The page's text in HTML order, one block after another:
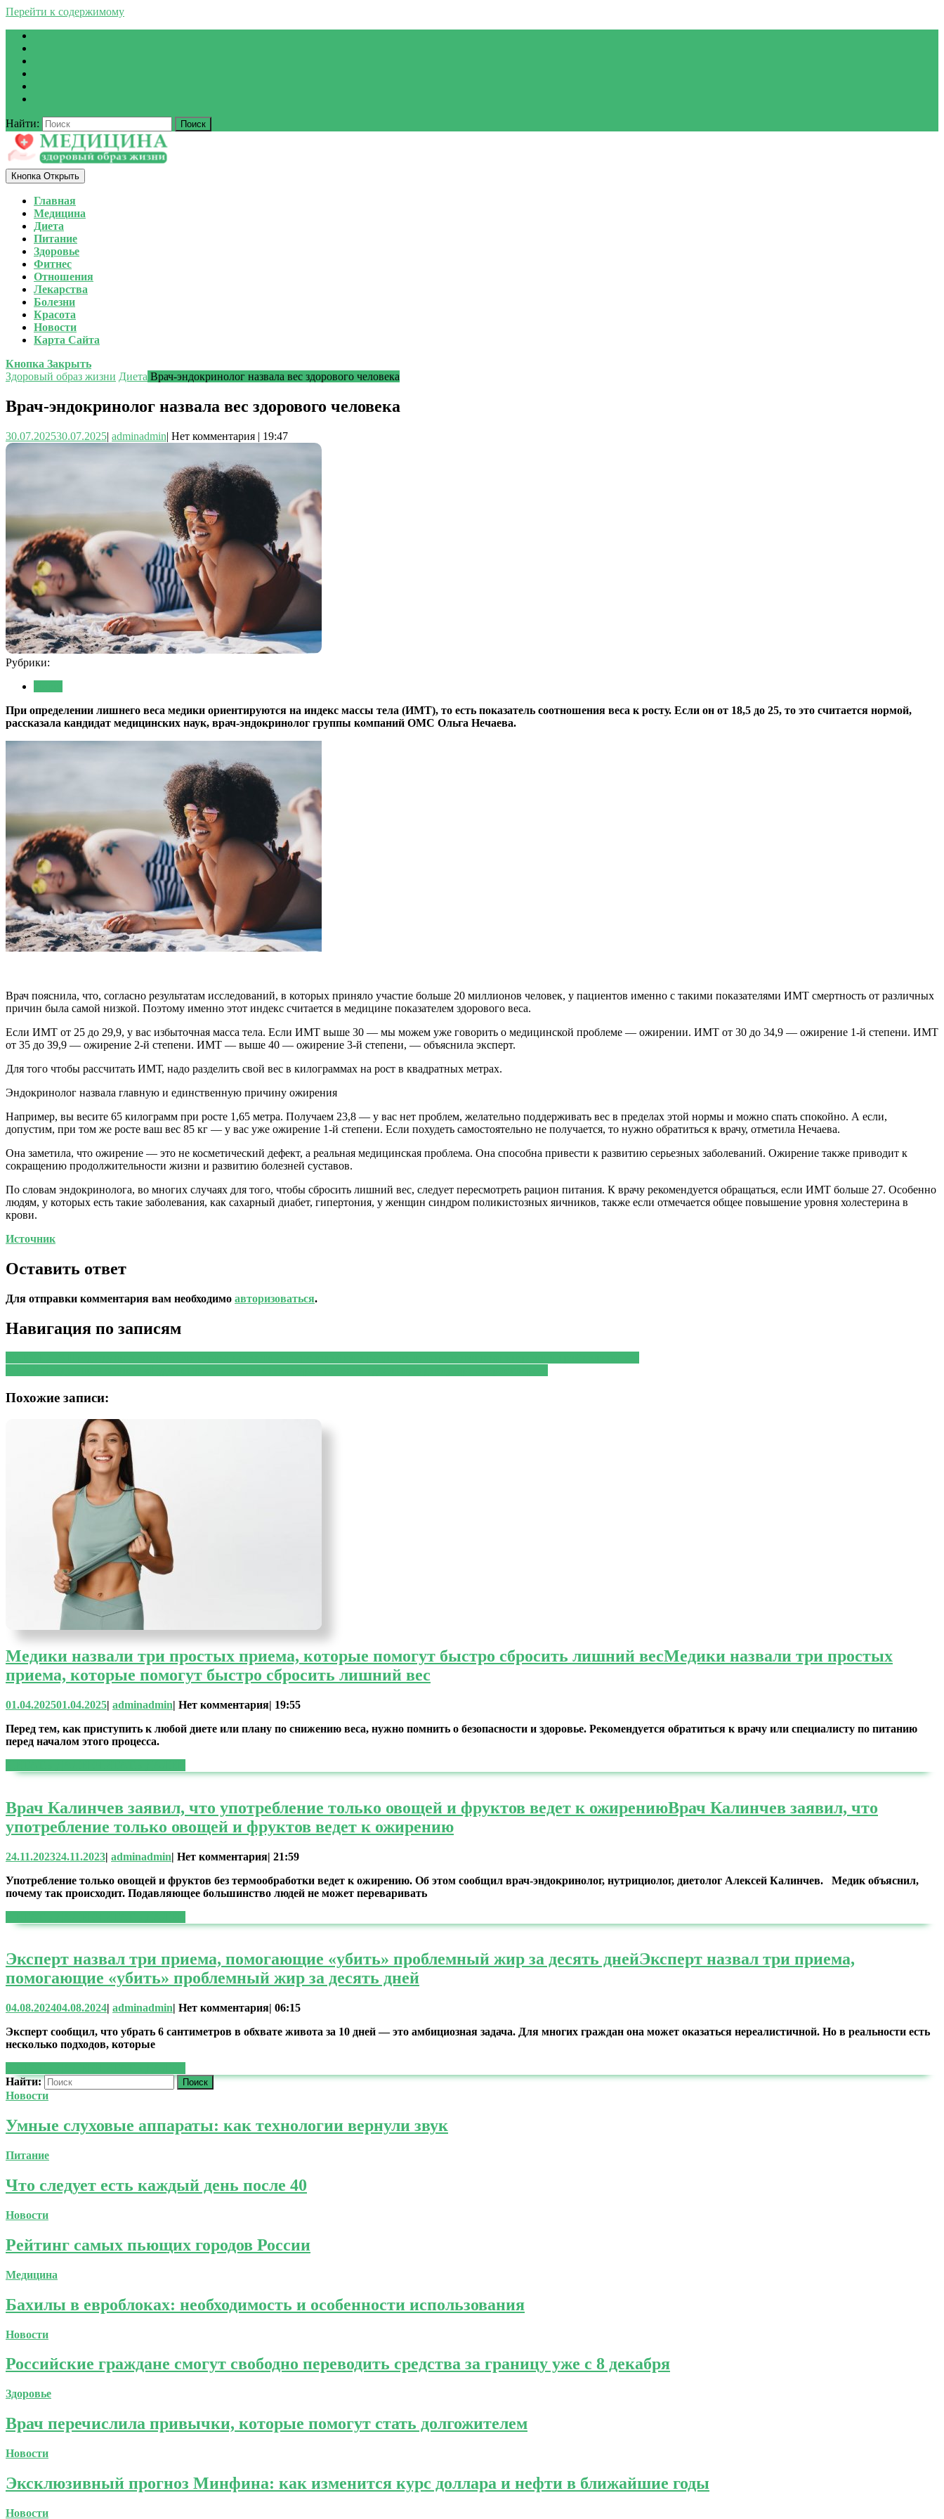
Перейти к содержимому
Найти:
Кнопка Открыть
Главная
Медицина
Диета
Питание
Здоровье
Фитнес
Отношения
Лекарства
Болезни
Красота
Новости
Карта Сайта
Кнопка Закрыть
Здоровый образ жизни Диета Врач-эндокринолог назвала вес здорового человека
Врач-эндокринолог назвала вес здорового человека
30.07.202530.07.2025| adminadmin| Нет комментария | 19:47
Рубрики:
При определении лишнего веса медики ориентируются на индекс массы тела (ИМТ), то есть показатель соотношения веса к росту. Если он от 18,5 до 25, то это считается нормой,
рассказала кандидат медицинских наук, врач-эндокринолог группы компаний ОМС Ольга Нечаева.
Врач пояснила, что, согласно результатам исследований, в которых приняло участие больше 20 миллионов человек, у пациентов именно с такими показателями ИМТ смертность от различных
причин была самой низкой. Поэтому именно этот индекс считается в медицине показателем здорового веса.
Если ИМТ от 25 до 29,9, у вас избыточная масса тела. Если ИМТ выше 30 — мы можем уже говорить о медицинской проблеме — ожирении. ИМТ от 30 до 34,9 — ожирение 1-й степени. ИМТ
от 35 до 39,9 — ожирение 2-й степени. ИМТ — выше 40 — ожирение 3-й степени, — объяснила эксперт.
Для того чтобы рассчитать ИМТ, надо разделить свой вес в килограммах на рост в квадратных метрах.
Эндокринолог назвала главную и единственную причину ожирения
Например, вы весите 65 килограмм при росте 1,65 метра. Получаем 23,8 — у вас нет проблем, желательно поддерживать вес в пределах этой нормы и можно спать спокойно. А если,
допустим, при том же росте ваш вес 85 кг — у вас уже ожирение 1-й степени. Если похудеть самостоятельно не получается, то нужно обратиться к врачу, отметила Нечаева.
Она заметила, что ожирение — это не косметический дефект, а реальная медицинская проблема. Она способна привести к развитию серьезных заболеваний. Ожирение также приводит к
сокращению продолжительности жизни и развитию болезней суставов.
По словам эндокринолога, во многих случаях для того, чтобы сбросить лишний вес, следует пересмотреть рацион питания. К врачу рекомендуется обращаться, если ИМТ больше 27. Особенно
людям, у которых есть такие заболевания, как сахарный диабет, гипертония, у женщин синдром поликистозных яичников, также если отмечается общее повышение уровня холестерина в
крови.
Источник
Оставить ответ
Для отправки комментария вам необходимо авторизоваться.
Навигация по записям
Похожие записи:
Медики назвали три простых приема, которые помогут быстро сбросить лишний весМедики назвали три простых
приема, которые помогут быстро сбросить лишний вес
01.04.202501.04.2025| adminadmin| Нет комментария| 19:55
Перед тем, как приступить к любой диете или плану по снижению веса, нужно помнить о безопасности и здоровье. Рекомендуется обратиться к врачу или специалисту по питанию
перед началом этого процесса.
Врач Калинчев заявил, что употребление только овощей и фруктов ведет к ожирениюВрач Калинчев заявил, что
употребление только овощей и фруктов ведет к ожирению
24.11.202324.11.2023| adminadmin| Нет комментария| 21:59
Употребление только овощей и фруктов без термообработки ведет к ожирению. Об этом сообщил врач-эндокринолог, нутрициолог, диетолог Алексей Калинчев. Медик объяснил,
почему так происходит. Подавляющее большинство людей не может переваривать
Эксперт назвал три приема, помогающие «убить» проблемный жир за десять днейЭксперт назвал три приема,
помогающие «убить» проблемный жир за десять дней
04.08.202404.08.2024| adminadmin| Нет комментария| 06:15
Эксперт сообщил, что убрать 6 сантиметров в обхвате живота за 10 дней — это амбициозная задача. Для многих граждан она может оказаться нереалистичной. Но в реальности есть
несколько подходов, которые
Найти:
Новости
Умные слуховые аппараты: как технологии вернули звук
Питание
Что следует есть каждый день после 40
Новости
Рейтинг самых пьющих городов России
Медицина
Бахилы в евроблоках: необходимость и особенности использования
Новости
Российские граждане смогут свободно переводить средства за границу уже с 8 декабря
Здоровье
Врач перечислила привычки, которые помогут стать долгожителем
Новости
Эксклюзивный прогноз Минфина: как изменится курс доллара и нефти в ближайшие годы
Новости